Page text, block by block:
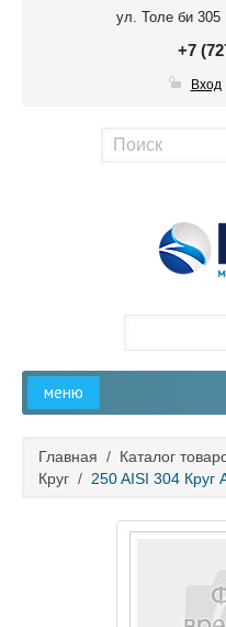
ул. Толе би 305
+7
Вход
меню
О компании
Каталог товаров
Главная / Каталог
Круг / 250 AISI 304 Круг